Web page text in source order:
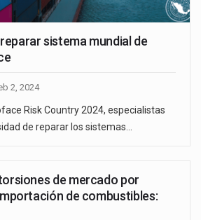
sistema mundial de
2, 2024
Risk Country 2024, especialistas
de reparar los sistemas…
de mercado por
de combustibles: